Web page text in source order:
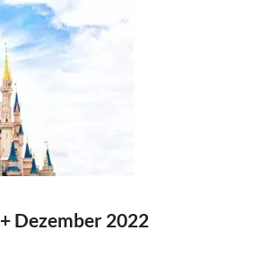
Dezember 2022